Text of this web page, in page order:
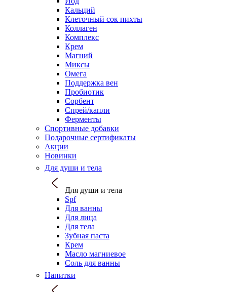
Кальций
Клеточный сок пихты
Коллаген
Комплекс
Крем
Магний
Миксы
Омега
Поддержка вен
Пробиотик
Сорбент
Спрей/капли
Ферменты
Спортивные добавки
Подарочные сертификаты
Акции
Новинки
Для души и тела
Для души и тела
Spf
Для ванны
Для лица
Для тела
Зубная паста
Крем
Масло магниевое
Соль для ванны
Напитки